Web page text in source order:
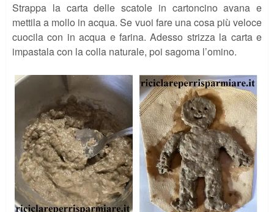
Strappa la carta delle scatole in cartoncino avana e
mettila a mollo in acqua. Se vuoi fare una cosa più veloce
cuocila con in acqua e farina. Adesso strizza la carta e
impastala con la colla naturale, poi sagoma l’omino.